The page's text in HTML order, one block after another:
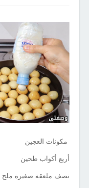
مكونات العجين
أربع أكواب طحين
نصف ملعقة صغيرة ملح